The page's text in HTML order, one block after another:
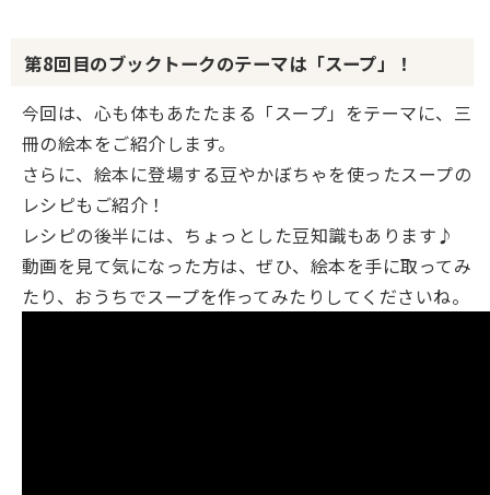
第8回目のブックトークのテーマは「スープ」！
今回は、心も体もあたたまる「スープ」をテーマに、三
冊の絵本をご紹介します。
さらに、絵本に登場する豆やかぼちゃを使ったスープの
レシピもご紹介！
レシピの後半には、ちょっとした豆知識もあります♪
動画を見て気になった方は、ぜひ、絵本を手に取ってみ
たり、おうちでスープを作ってみたりしてくださいね。